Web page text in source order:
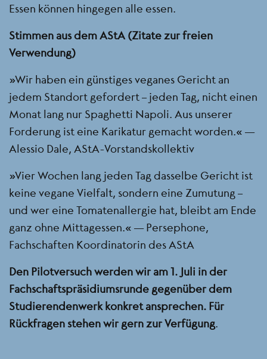
Essen können hingegen alle essen.
Stimmen aus dem AStA (Zitate zur freien
Verwendung)
„Wir haben ein günstiges veganes Gericht an
jedem Standort gefordert – jeden Tag, nicht einen
Monat lang nur Spaghetti Napoli. Aus unserer
Forderung ist eine Karikatur gemacht worden.“ —
Alessio Dale, AStA-Vorstandskollektiv
„Vier Wochen lang jeden Tag dasselbe Gericht ist
keine vegane Vielfalt, sondern eine Zumutung –
und wer eine Tomatenallergie hat, bleibt am Ende
ganz ohne Mittagessen.“ — Persephone,
Fachschaften Koordinatorin des AStA
Den Pilotversuch werden wir am 1. Juli in der
Fachschaftspräsidiumsrunde gegenüber dem
Studierendenwerk konkret ansprechen. Für
Rückfragen stehen wir gern zur Verfügung.